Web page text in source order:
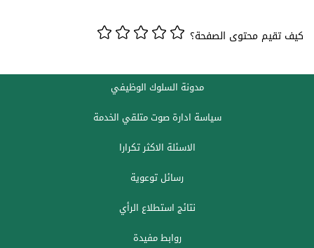
كيف تقيم محتوى الصفحة؟
مدونة السلوك الوظيفي
سياسة ادارة صوت متلقي الخدمة
الاسئلة الاكثر تكرارا
رسائل توعوية
نتائج استطلاع الرأي
روابط مفيدة